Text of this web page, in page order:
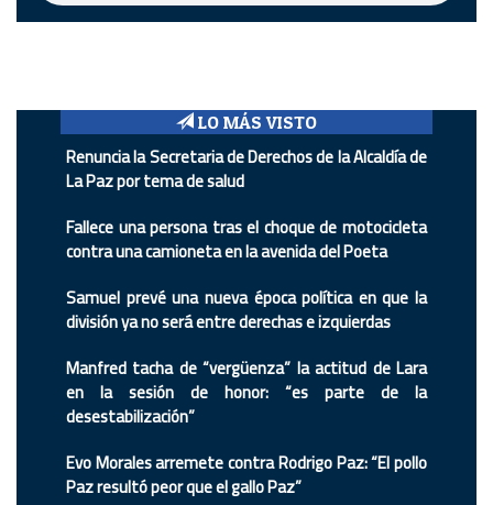
LO MÁS VISTO
Renuncia la Secretaria de Derechos de la Alcaldía de
La Paz por tema de salud
Fallece una persona tras el choque de motocicleta
contra una camioneta en la avenida del Poeta
Samuel prevé una nueva época política en que la
división ya no será entre derechas e izquierdas
Manfred tacha de “vergüenza” la actitud de Lara
en la sesión de honor: “es parte de la
desestabilización”
Evo Morales arremete contra Rodrigo Paz: “El pollo
Paz resultó peor que el gallo Paz”